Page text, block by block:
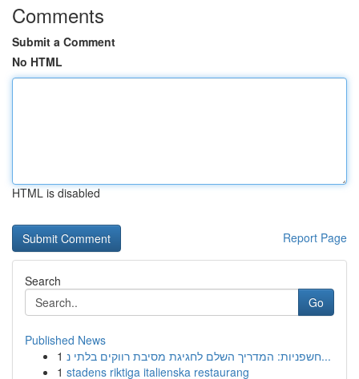
Comments
Submit a Comment
No HTML
HTML is disabled
Report Page
Search
Go
Published News
1
חשפניות: המדריך השלם לחגיגת מסיבת רווקים בלתי נ...
1 stadens riktiga italienska restaurang